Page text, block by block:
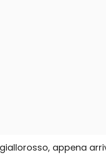
giallorosso, appena